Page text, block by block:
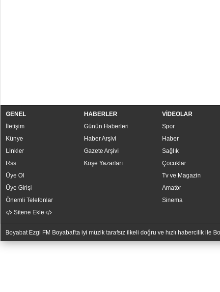
GENEL
İletişim
Künye
Linkler
Rss
Üye Ol
Üye Girişi
Önemli Telefonlar
Sitene Ekle
HABERLER
Günün Haberleri
Haber Arşivi
Gazete Arşivi
Köşe Yazarları
VİDEOLAR
Spor
Haber
Sağlık
Çocuklar
Tv ve Magazin
Amatör
Sinema
Boyabat Ezgi FM Boyabat'ta iyi müzik tarafsız ilkeli doğru ve hızlı habercilik ile